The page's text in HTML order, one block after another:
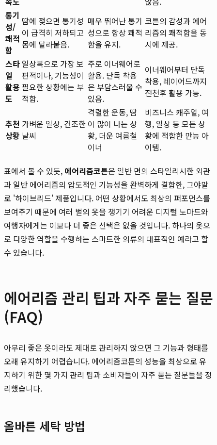
통기
성/
쾌적
함
땀에 젖으면 통기성
이 급격히 저하되고
몸에 달라붙음.
매우 뛰어난 통기
성으로 항상 쾌적
함을 유지.
코튼의 감성과 에어
리즘의 쾌적함을 동
시에 제공.
스타
일
활용
도
일상복으로 가장 보
편적이나, 기능성이
필요한 상황에는 부
적합.
주로 이너웨어로
활용. 단독 착용
은 부담스러울 수
있음.
이너웨어부터 단독
착용, 레이어드까지
전천후 활용 가능.
추천
상황
가벼운 일상, 건조한
날씨
격렬한 운동, 땀
이 많이 나는 상
황, 더운 여름철
이너
비즈니스 캐주얼, 여
행, 일상 등 모든 상
황에 적합한 만능 아
이템.
표에서 볼 수 있듯, 에어리즘코튼은 일반 면의 스타일리시한 외관
과 일반 에어리즘의 압도적인 기능성을 완벽하게 결합한, 그야말
로 '하이브리드' 제품입니다. 어떤 상황에서도 최상의 퍼포먼스를
보여주기 때문에 여러 벌의 옷을 챙기기 어려운 디지털 노마드와
여행자에게는 이보다 더 좋은 선택은 없을 것입니다. 하나의 옷으
로 다양한 역할을 수행하는 스마트한 의류의 대표적인 예라고 할
수 있습니다.
에어리즘 관리 팁과 자주 묻는 질문
(FAQ)
아무리 좋은 옷이라도 제대로 관리하지 않으면 그 기능과 형태를
오래 유지하기 어렵습니다. 에어리즘코튼의 성능을 최상으로 유
지하기 위한 몇 가지 관리 팁과 소비자들이 자주 묻는 질문들을 정
리했습니다.
올바른 세탁 방법